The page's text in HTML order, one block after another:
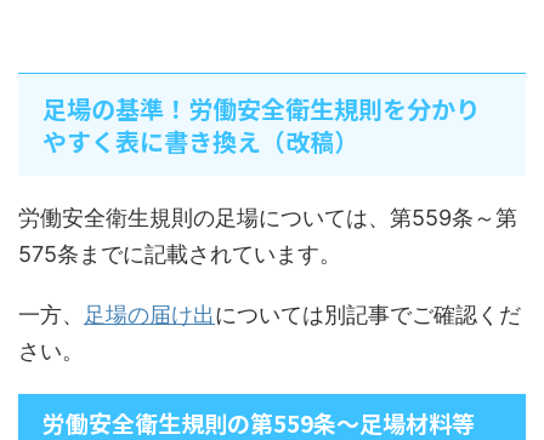
足場の基準！労働安全衛生規則を分かり
やすく表に書き換え（改稿）
労働安全衛生規則の足場については、第559条～第
575条までに記載されています。
一方、 足場の届け出については別記事でご確認くだ
さい。
労働安全衛生規則の第559条～足場材料等